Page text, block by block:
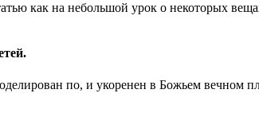
как на небольшой урок о некоторых
по, и укоренен в Божьем вечном